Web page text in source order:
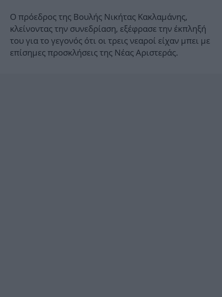
Ο πρόεδρος της Βουλής Νικήτας Κακλαμάνης,
κλείνοντας την συνεδρίαση, εξέφρασε την έκπληξή
του για το γεγονός ότι οι τρεις νεαροί είχαν μπει με
επίσημες προσκλήσεις της Νέας Αριστεράς.